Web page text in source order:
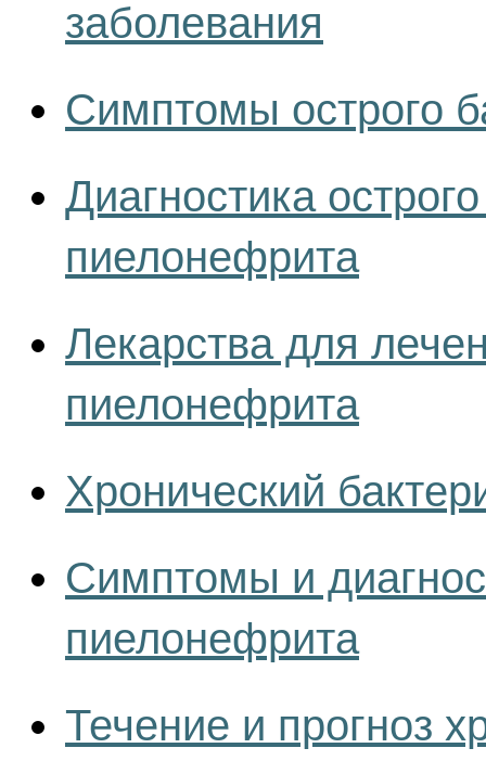
заболевания
Симптомы острого
Диагностика
пиелонефрита
Лекарства для
пиелонефрита
Хронический
Симптомы и
пиелонефрита
Течение и прогноз